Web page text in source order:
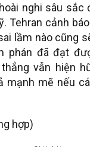
nghi sâu sắc
Tehran cảnh
lầm nào cũng
phán đã đạt
vẫn hiện
mạnh mẽ nếu
hợp)